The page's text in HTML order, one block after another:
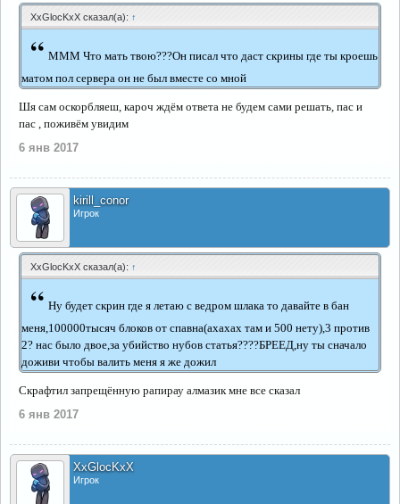
XxGlocKxX сказал(а): ↑
“ МММ Что мать твою???Он писал что даст скрины где ты кроешь
матом пол сервера он не был вместе со мной
Шя сам оскорбляеш, кароч ждём ответа не будем сами решать, пас и
пас , поживём увидим
6 янв 2017
kirill_conor
Игрок
XxGlocKxX сказал(а): ↑
“ Ну будет скрин где я летаю с ведром шлака то давайте в бан
меня,100000тысяч блоков от спавна(ахахах там и 500 нету),3 против
2? нас было двое,за убийство нубов статья????БРЕЕД,ну ты сначало
доживи чтобы валить меня я же дожил
Скрафтил запрещённую рапирау алмазик мне все сказал
6 янв 2017
XxGlocKxX
Игрок